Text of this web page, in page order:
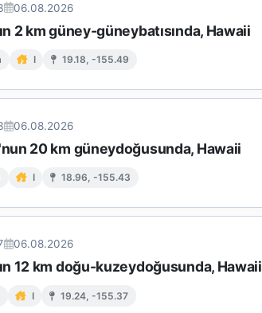
06.08.2026
2 km güney-güneybatısında, Hawaii
I 19.18, -155.49
06.08.2026
20 km güneydoğusunda, Hawaii
I 18.96, -155.43
06.08.2026
12 km doğu-kuzeydoğusunda, Hawaii
I 19.24, -155.37